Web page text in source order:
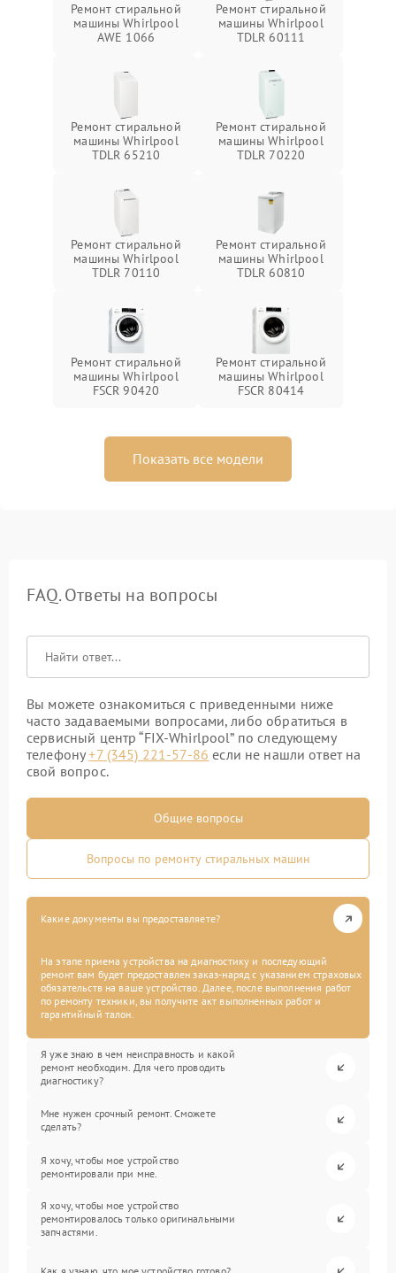
Ремонт стиральной
машины Whirlpool
AWE 1066
Ремонт стиральной
машины Whirlpool
TDLR 60111
Ремонт стиральной
машины Whirlpool
TDLR 65210
Ремонт стиральной
машины Whirlpool
TDLR 70220
Ремонт стиральной
машины Whirlpool
TDLR 70110
Ремонт стиральной
машины Whirlpool
TDLR 60810
Ремонт стиральной
машины Whirlpool
FSCR 90420
Ремонт стиральной
машины Whirlpool
FSCR 80414
Показать все модели
FAQ. Ответы на вопросы
Вы можете ознакомиться с приведенными ниже
часто задаваемыми вопросами, либо обратиться в
сервисный центр “FIX-Whirlpool” по следующему
телефону+7 (345) 221-57-86 если не нашли ответ на
свой вопрос.
Общие вопросы
Вопросы по ремонту стиральных машин
Какие документы вы предоставляете?
На этапе приема устройства на диагностику и последующий
ремонт вам будет предоставлен заказ-наряд с указанием страховых
обязательств на ваше устройство. Далее, после выполнения работ
по ремонту техники, вы получите акт выполненных работ и
гарантийный талон.
Я уже знаю в чем неисправность и какой
ремонт необходим. Для чего проводить
диагностику?
Мне нужен срочный ремонт. Сможете
сделать?
Я хочу, чтобы мое устройство
ремонтировали при мне.
Я хочу, чтобы мое устройство
ремонтировалось только оригинальными
запчастями.